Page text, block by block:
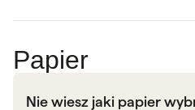
Papier
Nie wiesz jaki papier